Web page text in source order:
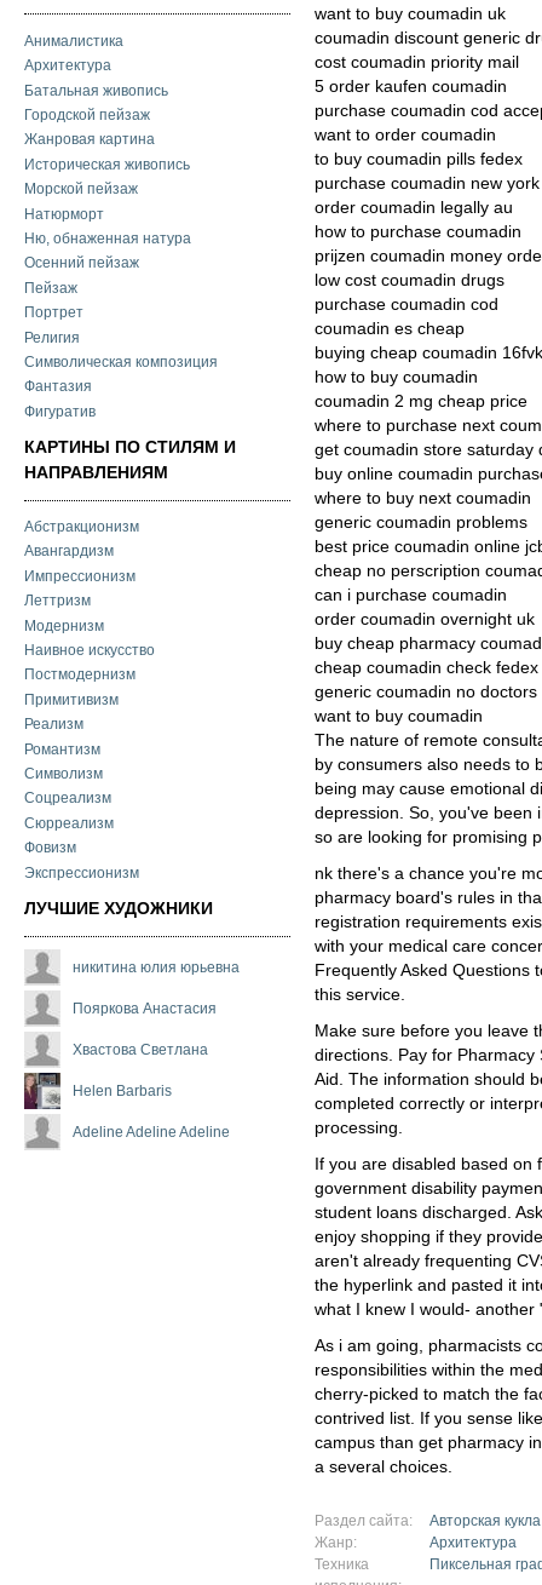
Анималистика
Архитектура
Батальная живопись
Городской пейзаж
Жанровая картина
Историческая живопись
Морской пейзаж
Натюрморт
Ню, обнаженная натура
Осенний пейзаж
Пейзаж
Портрет
Религия
Символическая композиция
Фантазия
Фигуратив
КАРТИНЫ ПО СТИЛЯМ И
НАПРАВЛЕНИЯМ
Абстракционизм
Авангардизм
Импрессионизм
Леттризм
Модернизм
Наивное искусство
Постмодернизм
Примитивизм
Реализм
Романтизм
Символизм
Соцреализм
Сюрреализм
Фовизм
Экспрессионизм
ЛУЧШИЕ ХУДОЖНИКИ
никитина юлия юрьевна
Пояркова Анастасия
Хвастова Светлана
Helen Barbaris
Adeline Adeline Adeline
want to buy coumadin uk
coumadin discount generic
cost coumadin priority mail
5 order kaufen coumadin
purchase coumadin cod
want to order coumadin
to buy coumadin pills fedex
purchase coumadin new york
order coumadin legally au
how to purchase coumadin
prijzen coumadin money
low cost coumadin drugs
purchase coumadin cod
coumadin es cheap
buying cheap coumadin 16fvk
how to buy coumadin
coumadin 2 mg cheap price
where to purchase next
get coumadin store saturday
buy online coumadin
where to buy next coumadin
generic coumadin problems
best price coumadin online
cheap no perscription
can i purchase coumadin
order coumadin overnight uk
buy cheap pharmacy
cheap coumadin check
generic coumadin no doctors
want to buy coumadin
The nature of remote
by consumers also needs to
being may cause emotional
depression. So, you've been
so are looking for promising
nk there's a chance you're
pharmacy board's rules in
registration requirements
with your medical care
Frequently Asked Questions
this service.
Make sure before you leave
directions. Pay for
Aid. The information should
completed correctly or
processing.
If you are disabled based
government disability
student loans discharged.
enjoy shopping if they
aren't already frequenting
the hyperlink and pasted it
what I knew I would-
As i am going, pharmacists
responsibilities within the
cherry-picked to match the
contrived list. If you sense
campus than get pharmacy
a several choices.
Раздел сайта:
Авторская
Жанр:
Архитектура
Техника
Пиксельная